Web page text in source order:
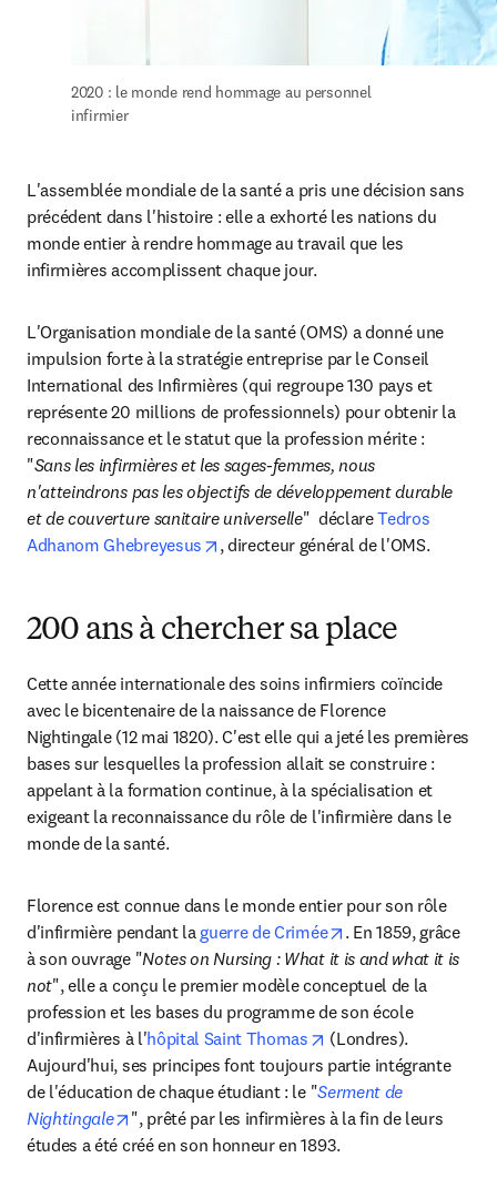
2020 : le monde rend hommage au personnel
infirmier
L'assemblée mondiale de la santé a pris une décision sans
précédent dans l'histoire : elle a exhorté les nations du
monde entier à rendre hommage au travail que les
infirmières accomplissent chaque jour.
L'Organisation mondiale de la santé (OMS) a donné une
impulsion forte à la stratégie entreprise par le Conseil
International des Infirmières (qui regroupe 130 pays et
représente 20 millions de professionnels) pour obtenir la
reconnaissance et le statut que la profession mérite :
"Sans les infirmières et les sages-femmes, nous
n'atteindrons pas les objectifs de développement durable
et de couverture sanitaire universelle"  déclare Tedros
Adhanom Ghebreyesus
opens in new tab/window
, directeur général de l'OMS.
200 ans à chercher sa place
Cette année internationale des soins infirmiers coïncide
avec le bicentenaire de la naissance de Florence
Nightingale (12 mai 1820). C'est elle qui a jeté les premières
bases sur lesquelles la profession allait se construire :
appelant à la formation continue, à la spécialisation et
exigeant la reconnaissance du rôle de l'infirmière dans le
monde de la santé.
Florence est connue dans le monde entier pour son rôle
d'infirmière pendant la guerre de Crimée opens in new tab/
. En 1859, grâce
à son ouvrage "Notes on Nursing : What it is and what it is
not", elle a conçu le premier modèle conceptuel de la
profession et les bases du programme de son école
d'infirmières à l'hôpital Saint Thomas opens in new tab/
(Londres).
Aujourd'hui, ses principes font toujours partie intégrante
de l'éducation de chaque étudiant : le "Serment de
Nightingale
opens in new tab/window
", prêté par les infirmières à la fin de leurs
études a été créé en son honneur en 1893.